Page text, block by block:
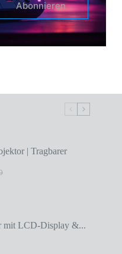
Abonnieren
| Tragbarer
mit LCD-Display &...